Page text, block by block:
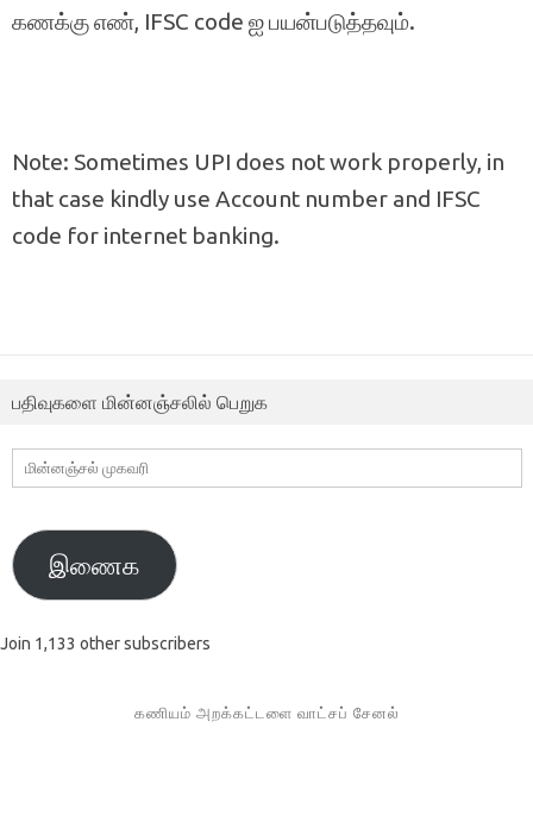
கணக்கு எண், IFSC code ஐ பயன்படுத்தவும்.
Note: Sometimes UPI does not work properly, in
that case kindly use Account number and IFSC
code for internet banking.
பதிவுகளை மின்னஞ்சலில் பெறுக
மின்னஞ்சல்
முகவரி
இணைக
Join 1,133 other subscribers
கணியம் அறக்கட்டளை வாட்சப் சேனல்